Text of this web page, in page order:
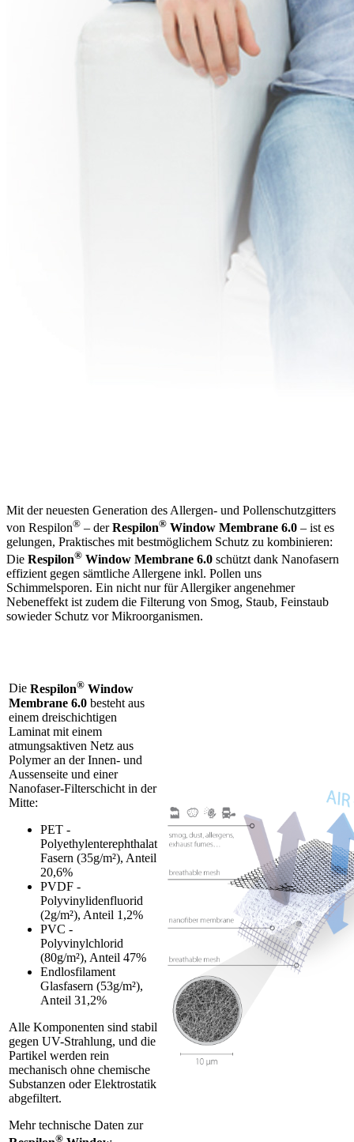
Mit der neuesten Generation des Allergen- und Pollenschutzgitters
von Respilon® – derRespilon® Window Membrane 6.0 – ist es
gelungen, Praktisches mit bestmöglichem Schutz zu kombinieren:
Die Respilon® Window Membrane 6.0 schützt dank Nanofasern
effizient gegen sämtliche Allergene inkl. Pollen uns
Schimmelsporen. Ein nicht nur für Allergiker angenehmer
Nebeneffekt ist zudem die Filterung von Smog, Staub, Feinstaub
sowieder Schutz vor Mikroorganismen.
Die Respilon® Window
Membrane 6.0 besteht aus
einem dreischichtigen
Laminat mit einem
atmungsaktiven Netz aus
Polymer an der Innen- und
Aussenseite und einer
Nanofaser-Filterschicht in der
Mitte:
PET -
Polyethylenterephthalat
Fasern (35g/m²), Anteil
20,6%
PVDF -
Polyvinylidenfluorid
(2g/m²), Anteil 1,2%
PVC -
Polyvinylchlorid
(80g/m²), Anteil 47%
Endlosfilament
Glasfasern (53g/m²),
Anteil 31,2%
Alle Komponenten sind stabil
gegen UV-Strahlung, und die
Partikel werden rein
mechanisch ohne chemische
Substanzen oder Elektrostatik
abgefiltert.
Mehr technische Daten zur
®